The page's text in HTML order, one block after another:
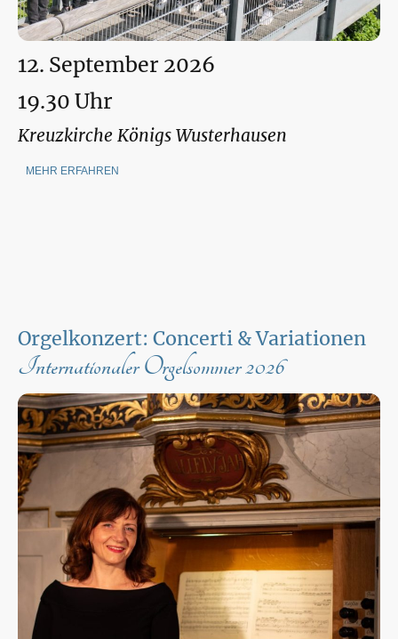
12. September 2026
19.30 Uhr
Kreuzkirche Königs Wusterhausen
MEHR ERFAHREN
Orgelkonzert: Concerti & Variationen
Internationaler Orgelsommer 2026